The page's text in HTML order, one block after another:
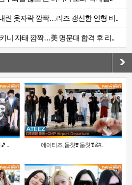
린 옷자락 깜짝…리즈 갱신한 인형 비..
니 자태 깜짝…美 명문대 합격 후 리..
.. 에이티즈, 둠칫❣️ 둠칫❣&#..